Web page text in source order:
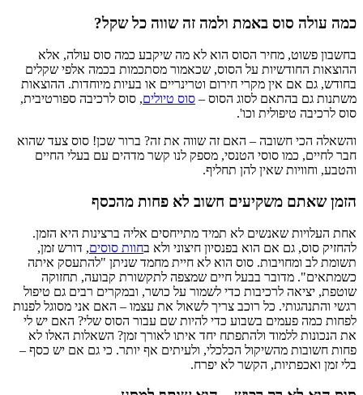
כמה עולה סוס באמת ולמה זה שווה כל שקל?
בחשבון פשוט, מחיר הסוס הוא לא מה שיקבע כמה סוס עולה, אלא
ההוצאות החודשיות על הסוס, שכאמור מסתכמות בכמה אלפי שקלים
בחודש, גם אם אין מקרי חירום וטרינריים או בעיות מיוחדות. ההוצאות
משתנות גם בהתאם לסוג הסוס – סוס טיולים, סוס לרכיבה ספורטיבית,
סוס לרכיבה טיפולית וכו'.
והשאלה הכי חשובה – האם זה שווה את זה? ברור שכן! סוס צעד שהוא
חבר לחיים, כמו סוסי הטנסי, מספק לנו קשר מדהים עם בעלי החיים
והטבע, וחוויות שאין להן תחליף.
הזמן שאתם משקיעים חשוב לא פחות מהכסף
אחת העלויות שאנשים לא תמיד מתייחסים אליה ברצינות היא הזמן.
להחזיק סוס, גם אם הוא בפנסיון חיצוני ולא בחוות סוסים, דורש זמן,
תשומת לב ומחויבות. סוס הוא לא חיית מחמד שניתן "להתעסק איתה
כשמתאים". מדובר בבעל חיים שמצפה לתקשורת קבועה, תחזוקה
שוטפת, יציאה לרכיבות כדי לשמור על כושר, ובמקרים רבים גם טיפול
רגשי והתנהגותי. כל רוכב צריך לשאול את עצמו – האם אני מסוגל לפנות
לפחות כמה פעמים בשבוע כדי להיות שם עבור הסוס שלי? האם יש לי
את הנכונות ללמוד ולהתפתח יחד איתו לאורך זמן? השאלות האלו לא
פחות חשובות מהשיקול הכלכלי, ולעיתים אף יותר. כי גם אם יש כסף –
בלי זמן ואכפתיות, הקשר לא יפרח.